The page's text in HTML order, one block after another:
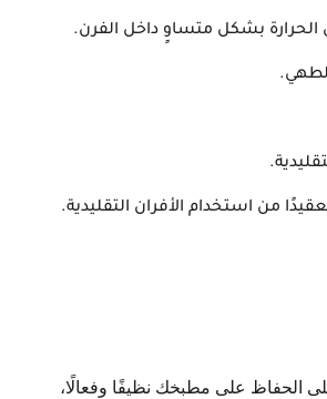
الحرارة بشكل متساوٍ داخل الفرن.
من استخدام الأفران التقليدية.